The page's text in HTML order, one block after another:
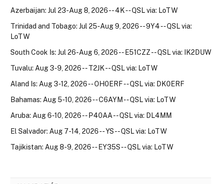
Azerbaijan: Jul 23-Aug 8, 2026 -- 4K -- QSL via: LoTW
Trinidad and Tobago: Jul 25-Aug 9, 2026 -- 9Y4 -- QSL via:
LoTW
South Cook Is: Jul 26-Aug 6, 2026 -- E51CZZ -- QSL via: IK2DUW
Tuvalu: Aug 3-9, 2026 -- T2JK -- QSL via: LoTW
Aland Is: Aug 3-12, 2026 -- OH0ERF -- QSL via: DK0ERF
Bahamas: Aug 5-10, 2026 -- C6AYM -- QSL via: LoTW
Aruba: Aug 6-10, 2026 -- P40AA -- QSL via: DL4MM
El Salvador: Aug 7-14, 2026 -- YS -- QSL via: LoTW
Tajikistan: Aug 8-9, 2026 -- EY35S -- QSL via: LoTW